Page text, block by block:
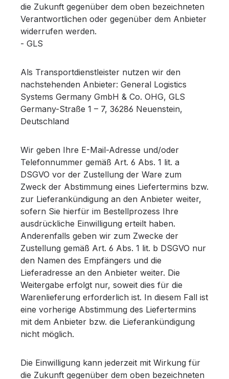
die Zukunft gegenüber dem oben bezeichneten
Verantwortlichen oder gegenüber dem Anbieter
widerrufen werden.
- GLS
Als Transportdienstleister nutzen wir den
nachstehenden Anbieter: General Logistics
Systems Germany GmbH & Co. OHG, GLS
Germany-Straße 1 – 7, 36286 Neuenstein,
Deutschland
Wir geben Ihre E-Mail-Adresse und/oder
Telefonnummer gemäß Art. 6 Abs. 1 lit. a
DSGVO vor der Zustellung der Ware zum
Zweck der Abstimmung eines Liefertermins bzw.
zur Lieferankündigung an den Anbieter weiter,
sofern Sie hierfür im Bestellprozess Ihre
ausdrückliche Einwilligung erteilt haben.
Anderenfalls geben wir zum Zwecke der
Zustellung gemäß Art. 6 Abs. 1 lit. b DSGVO nur
den Namen des Empfängers und die
Lieferadresse an den Anbieter weiter. Die
Weitergabe erfolgt nur, soweit dies für die
Warenlieferung erforderlich ist. In diesem Fall ist
eine vorherige Abstimmung des Liefertermins
mit dem Anbieter bzw. die Lieferankündigung
nicht möglich.
Die Einwilligung kann jederzeit mit Wirkung für
die Zukunft gegenüber dem oben bezeichneten